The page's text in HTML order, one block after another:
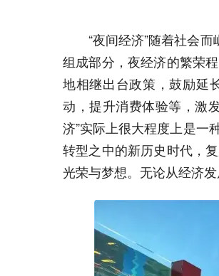
“夜间经济”随着社会
组成部分，夜经济的繁荣
地相继出台政策，鼓励延
动，提升消费体验等，激
济”实际上很大程度上是一
转型之中的新历史时代，
光荣与梦想。无论从经济发